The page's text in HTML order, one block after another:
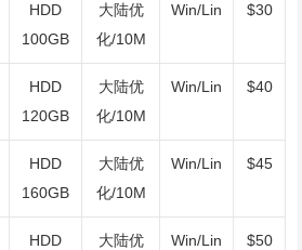
HDD
100GB
大陆优
化/10M
Win/Lin $30
HDD
120GB
大陆优
化/10M
Win/Lin $40
HDD
160GB
大陆优
化/10M
Win/Lin $45
HDD
大陆优
Win/Lin $50